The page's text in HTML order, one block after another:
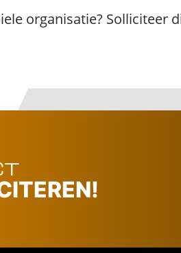
organisatie? Solliciteer